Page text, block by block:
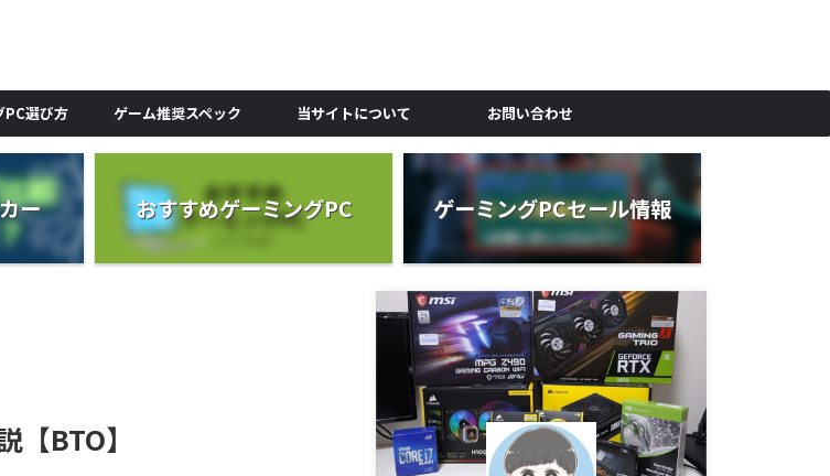
PC選び方 ゲーム推奨スペック 当サイトについて お問い合わせ
ー おすすめゲーミングPC ゲーミングPCセール情報
BTO】